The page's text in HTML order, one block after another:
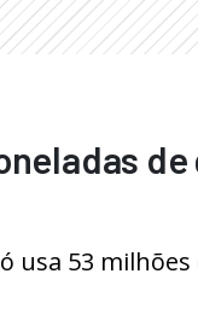
de
usa 53